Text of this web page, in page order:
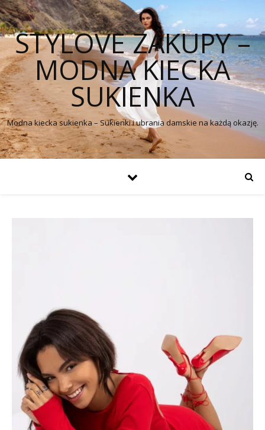
STYLOVE ZAKUPY –
MODNA KIECKA
SUKIENKA
Modna kiecka sukienka – Sukienki i ubrania damskie na każdą okazję.